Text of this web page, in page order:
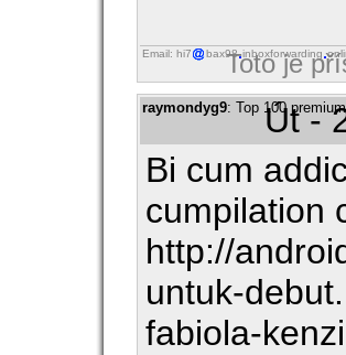
Email: hi7 bax98 inboxforwarding
Toto je
raymondyg9: Top 100Út -
Bi cum
cumpilation
http://
untuk-
fabiola-